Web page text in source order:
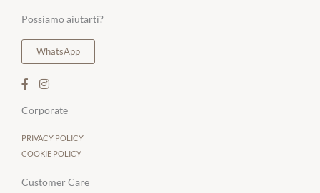
Possiamo aiutarti?
WhatsApp
Corporate
PRIVACY POLICY
COOKIE POLICY
Customer Care